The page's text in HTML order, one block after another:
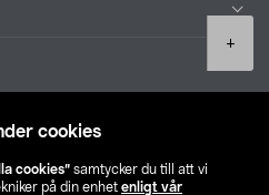
cookies
cookies” samtycker du till att vi
på din enhet enligt vår
+